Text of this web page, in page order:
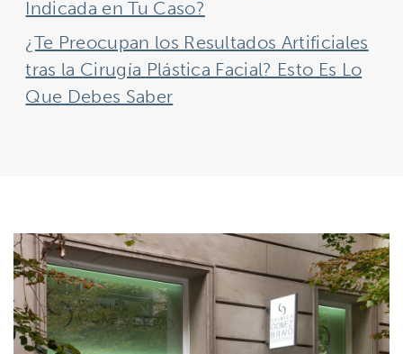
Indicada en Tu Caso?
¿Te Preocupan los Resultados Artificiales
tras la Cirugía Plástica Facial? Esto Es Lo
Que Debes Saber